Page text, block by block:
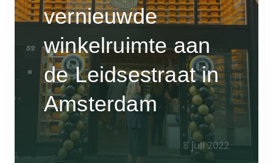
vernieuwde
winkelruimte aan
de Leidsestraat in
Amsterdam
8 juli 2022